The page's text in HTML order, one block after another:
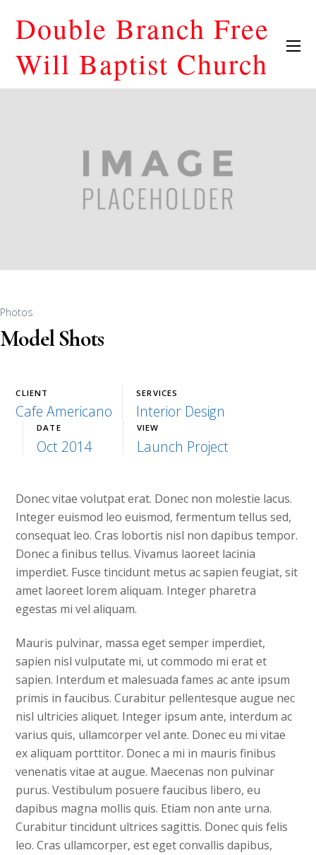
Double Branch Free
Will Baptist Church
Photos
Model Shots
CLIENT
Cafe Americano
SERVICES
Interior Design
DATE
Oct 2014
VIEW
Launch Project
Donec vitae volutpat erat. Donec non molestie lacus.
Integer euismod leo euismod, fermentum tellus sed,
consequat leo. Cras lobortis nisl non dapibus tempor.
Donec a finibus tellus. Vivamus laoreet lacinia
imperdiet. Fusce tincidunt metus ac sapien feugiat, sit
amet laoreet lorem aliquam. Integer pharetra
egestas mi vel aliquam.
Mauris pulvinar, massa eget semper imperdiet,
sapien nisl vulputate mi, ut commodo mi erat et
sapien. Interdum et malesuada fames ac ante ipsum
primis in faucibus. Curabitur pellentesque augue nec
nisl ultricies aliquet. Integer ipsum ante, interdum ac
varius quis, ullamcorper vel ante. Donec eu mi vitae
ex aliquam porttitor. Donec a mi in mauris finibus
venenatis vitae at augue. Maecenas non pulvinar
purus. Vestibulum posuere faucibus libero, eu
dapibus magna mollis quis. Etiam non ante urna.
Curabitur tincidunt ultrices sagittis. Donec quis felis
leo. Cras ullamcorper, est eget convallis dapibus,